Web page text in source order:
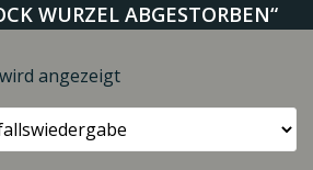
WURZEL ABGESTORBEN“
angezeigt